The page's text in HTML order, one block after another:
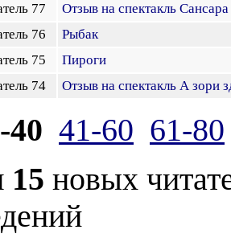
77
Отзыв на спектакль Сансара
76
Рыбак
75
Пироги
74
Отзыв на спектакль А зори
40 41-60 61-80
15 новых